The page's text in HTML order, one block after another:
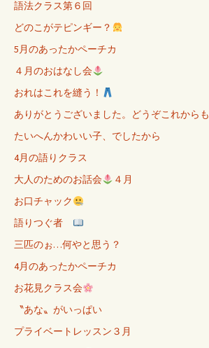
語法クラス第６回
どのこがテピンギー？
5月のあったかペーチカ
４月のおはなし会
おれはこれを縫う！
ありがとうございました。どうぞこれからも
たいへんかわいい子、でしたから
4月の語りクラス
大人のためのお話会
４月
お口チャック
語りつぐ者
三匹のぉ…何やと思う？
4月のあったかペーチカ
お花見クラス会
〝あな〟がいっぱい
プライベートレッスン３月